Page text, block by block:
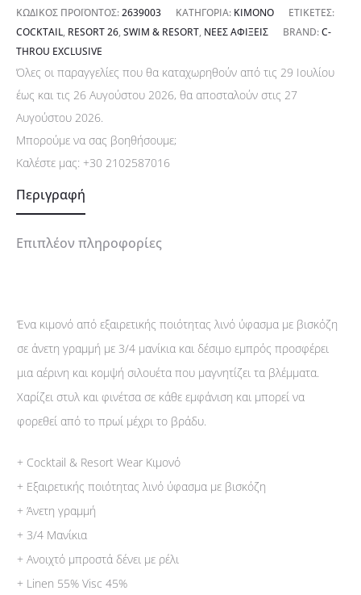
ΚΩΔΙΚΌΣ ΠΡΟΪΌΝΤΟΣ:2639003 ΚΑΤΗΓΟΡΊΑ: ΚΙΜΟΝΌ
ΕΤΙΚΈΤΕΣ:
COCKTAIL, RESORT 26,SWIM & RESORT, ΝΈΕΣ ΑΦΊΞΕΙΣ BRAND:C-
THROU EXCLUSIVE
Όλες οι παραγγελίες που θα καταχωρηθούν από τις 29 Ιουλίου
έως και τις 26 Αυγούστου 2026, θα αποσταλούν στις 27
Αυγούστου 2026.
Μπορούμε να σας βοηθήσουμε;
Καλέστε μας: +30 2102587016
Περιγραφή
Επιπλέον πληροφορίες
Ένα κιμονό από εξαιρετικής ποιότητας λινό ύφασμα με βισκόζη
σε άνετη γραμμή με 3/4 μανίκια και δέσιμο εμπρός προσφέρει
μια αέρινη και κομψή σιλουέτα που μαγνητίζει τα βλέμματα.
Χαρίζει στυλ και φινέτσα σε κάθε εμφάνιση και μπορεί να
φορεθεί από το πρωί μέχρι το βράδυ.
+ Cocktail & Resort Wear Κιμονό
+ Εξαιρετικής ποιότητας λινό ύφασμα με βισκόζη
+ Άνετη γραμμή
+ 3/4 Μανίκια
+ Ανοιχτό μπροστά δένει με ρέλι
+ Linen 55% Visc 45%